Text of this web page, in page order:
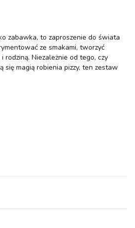
zabawka, to zaproszenie do świata
ze smakami, tworzyć
rodziną. Niezależnie od tego, czy
się magią robienia pizzy, ten zestaw